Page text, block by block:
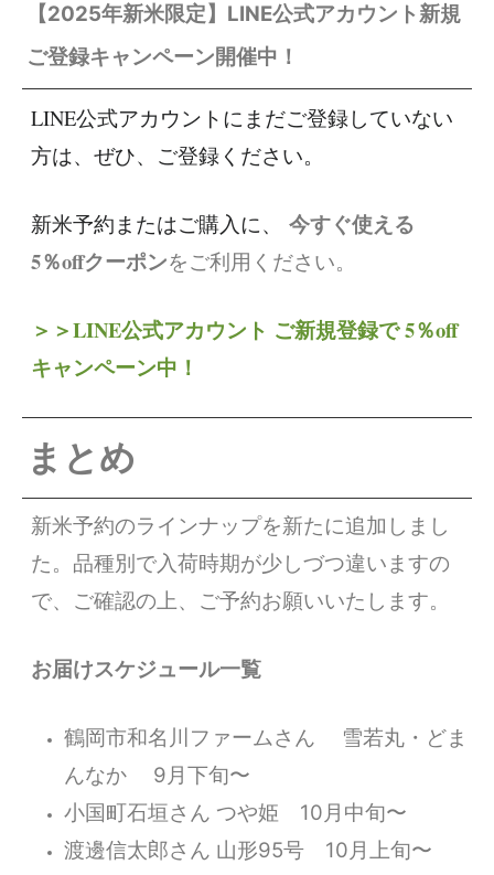
【2025年新米限定】LINE公式アカウント新規
ご登録キャンペーン開催中！
LINE公式アカウントにまだご登録していない
方は、ぜひ、ご登録ください。
新米予約またはご購入に、
今すぐ使える
5％offクーポンをご利用ください。
＞＞LINE公式アカウント ご新規登録で 5％off
キャンペーン中！
まとめ
新米予約のラインナップを新たに追加しまし
た。品種別で入荷時期が少しづつ違いますの
で、ご確認の上、ご予約お願いいたします。
お届けスケジュール一覧
鶴岡市和名川ファームさん 雪若丸・どま
んなか 9月下旬〜
小国町石垣さん つや姫 10月中旬〜
渡邊信太郎さん 山形95号 10月上旬〜